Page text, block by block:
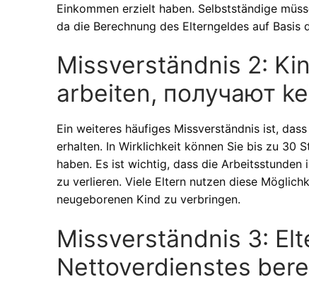
Einkommen erzielt haben. Selbstständige
da die Berechnung des Elterngeldes auf
Missverständnis 2:
arbeiten, получают
Ein weiteres häufiges Missverständnis ist,
erhalten. In Wirklichkeit können Sie bis zu 30
haben. Es ist wichtig, dass die Arbeitsstunden
zu verlieren. Viele Eltern nutzen diese
neugeborenen Kind zu verbringen.
Missverständnis 3:
Nettoverdienstes